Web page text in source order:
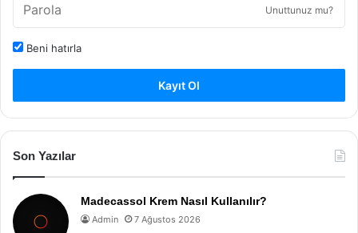
Unuttunuz mu?
Beni hatırla
Kayıt Ol
Son Yazılar
Madecassol Krem Nasıl Kullanılır?
Admin 7 Ağustos 2026